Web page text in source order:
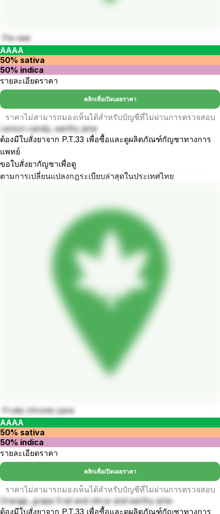
Flo-see
AAAA
50% sativa
50% indica
รายละเอียดราคา
คลิกเพื่อเปิดเผยราคา
ราคาไม่สามารถมองเห็นได้สำหรับบัญชีที่ไม่ผ่านการตรวจสอบ
Lemon candy, earthy pine
ต้องมีใบสั่งยาจาก P.T.33 เพื่อซื้อและดูผลิตภัณฑ์กัญชาทางการ
แพทย์
ขอใบสั่งยากัญชาเพื่อดู
ตามการเปลี่ยนแปลงกฎระเบียบล่าสุดในประเทศไทย
Fruity chronic juice
AAAA
50% sativa
50% indica
รายละเอียดราคา
คลิกเพื่อเปิดเผยราคา
ราคาไม่สามารถมองเห็นได้สำหรับบัญชีที่ไม่ผ่านการตรวจสอบ
Orange, grape fruit and citrus and earthy pine.
ต้องมีใบสั่งยาจาก P.T.33 เพื่อซื้อและดูผลิตภัณฑ์กัญชาทางการ